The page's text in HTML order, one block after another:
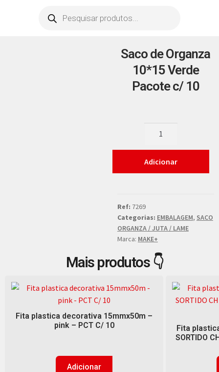
Saco de Organza
10*15 Verde
Pacote c/ 10
Adicionar
Ref: 7269
Categorias: EMBALAGEM, SACO
ORGANZA / JUTA / LAME
Marca: MAKE+
Fita plastica decorativa 15mmx50m –
pink – PCT C/ 10
Adicionar
Fita
SORTIDO
Mais produtos 👇